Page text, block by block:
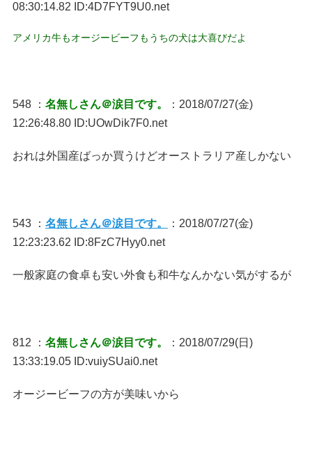
08:30:14.82 ID:4D7FYT9U0.net
アメリカ牛もオージービーフもうちの犬は大喜びだよ
548 ： 名無しさん＠涙目です。
：2018/07/27(金)
12:26:48.80 ID:UOwDik7F0.net
おれは外国産ばっか買うけどオーストラリア産しかない
543 ： 名無しさん＠涙目です。
：2018/07/27(金)
12:23:23.62 ID:8FzC7Hyy0.net
一般家庭の食卓も安い外食も和牛なんかない気がするが
812 ： 名無しさん＠涙目です。
：2018/07/29(日)
13:33:19.05 ID:vuiySUai0.net
オージービーフの方が美味いから